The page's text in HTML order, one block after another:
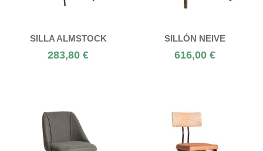
SILLA ALMSTOCK
283,80 €
SILLÓN NEIVE
616,00 €